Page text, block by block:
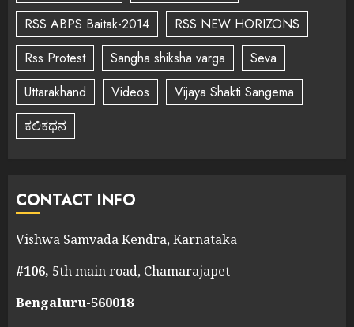
RSS ABPS Baitak-2014
RSS NEW HORIZONS
Rss Protest
Sangha shiksha varga
Seva
Uttarakhand
Videos
Vijaya Shakti Sangema
ಕಲಿಕಥನ
CONTACT INFO
Vishwa Samvada Kendra, Karnataka
#106, 5th main road, Chamarajapet
Bengaluru-560018